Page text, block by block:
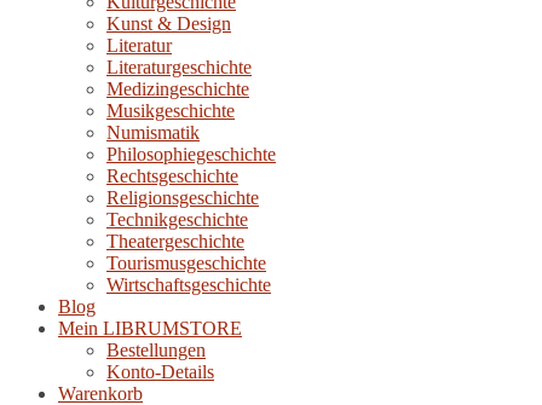
Kunst & Design
Literatur
Literaturgeschichte
Medizingeschichte
Musikgeschichte
Numismatik
Philosophiegeschichte
Rechtsgeschichte
Religionsgeschichte
Technikgeschichte
Theatergeschichte
Tourismusgeschichte
Wirtschaftsgeschichte
Blog
Mein LIBRUMSTORE
Bestellungen
Konto-Details
Warenkorb